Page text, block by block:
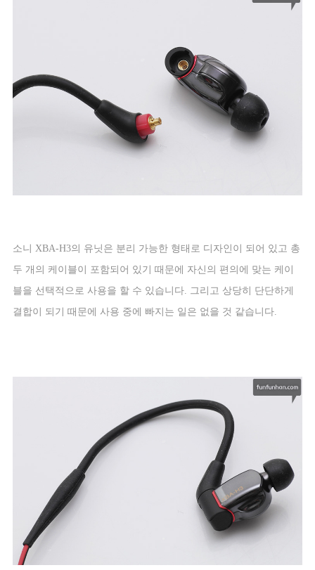
소니 XBA-H3의 유닛은 분리 가능한 형태로 디자인이 되어 있고 총
두 개의 케이블이 포함되어 있기 때문에 자신의 편의에 맞는 케이
블을 선택적으로 사용을 할 수 있습니다
그리고 상당히 단단하게
결합이 되기 때문에 사용 중에 빠지는 일은 없을 것 같습니다